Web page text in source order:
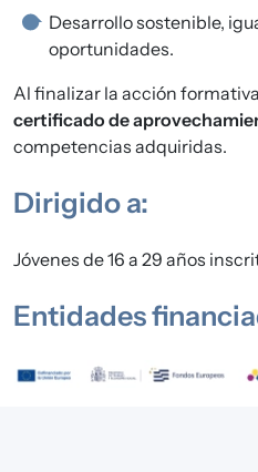
Desarrollo sostenible,
oportunidades.
Al finalizar la acción
certificado de
competencias adquiridas.
Dirigido a:
Jóvenes de 16 a 29 años
Entidades
Imagen